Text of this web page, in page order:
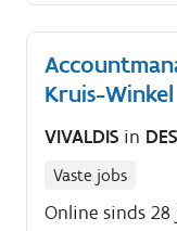
Kruis-Winkel
VIVALDIS in
Vaste jobs
Online sinds 28